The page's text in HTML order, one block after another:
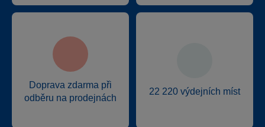
Doprava zdarma při
odběru na prodejnách
22 220 výdejních míst